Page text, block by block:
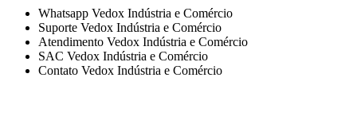
Whatsapp Vedox Indústria e Comércio
Suporte Vedox Indústria e Comércio
Atendimento Vedox Indústria e Comércio
SAC Vedox Indústria e Comércio
Contato Vedox Indústria e Comércio